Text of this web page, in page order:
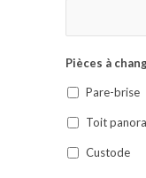
Pièces à
Pare-brise
Toit
Custode